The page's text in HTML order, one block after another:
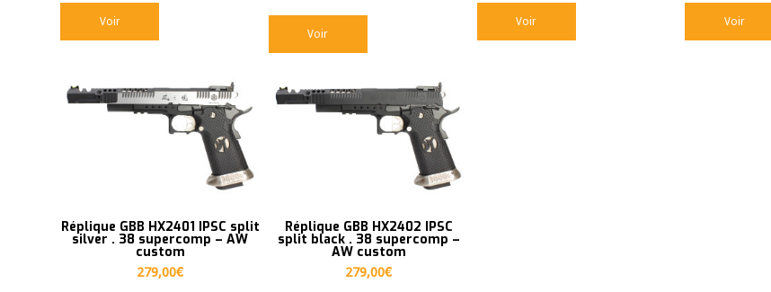
Voir
Voir
Voir Voir
Réplique GBB HX2401 IPSC split
silver . 38 supercomp – AW
custom
279,00€
Réplique GBB HX2402 IPSC
split black . 38 supercomp –
AW custom
279,00€